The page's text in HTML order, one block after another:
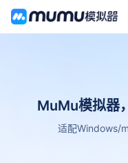
MuMu模拟器
适配Windows/